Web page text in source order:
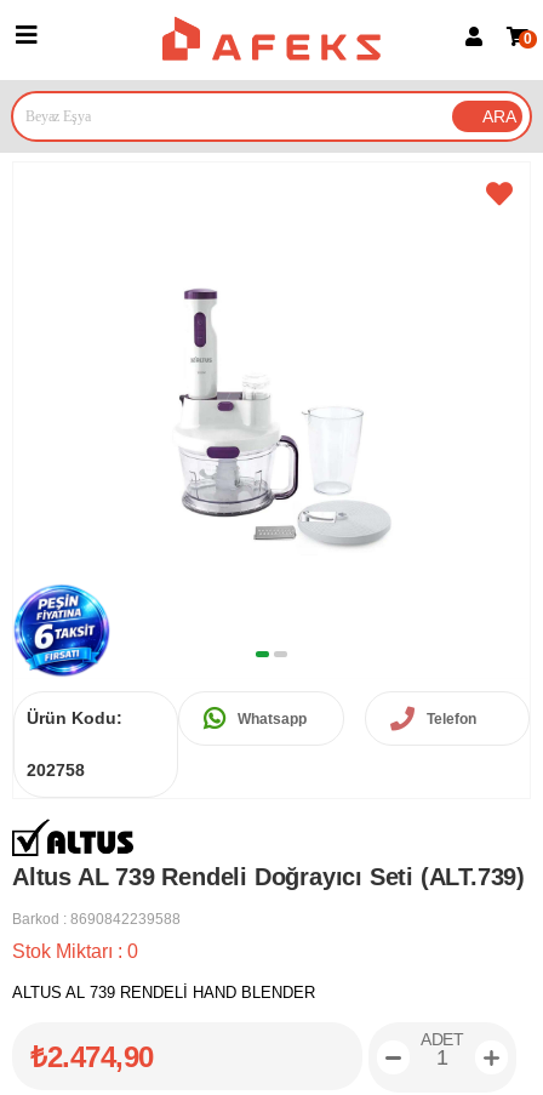
Google İle Bağlan
0
Ürün Kodu:
202758
Whatsapp Telefon
Altus AL 739 Rendeli Doğrayıcı Seti (ALT.739)
Barkod : 8690842239588
Stok Miktarı : 0
ALTUS AL 739 RENDELİ HAND BLENDER
₺2.474,90
ADET